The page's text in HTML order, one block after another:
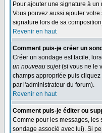
Pour ajouter une signature à
Vous pouvez aussi ajouter
signature lors de sa
Revenir en haut
Comment puis-je créer un
Créer un sondage est facile,
un nouveau sujet(si vous ne le
champs appropriée puis
par l'administrateur du forum).
Revenir en haut
Comment puis-je éditer ou
Comme pour les messages,
sondage associé avec lui). Si